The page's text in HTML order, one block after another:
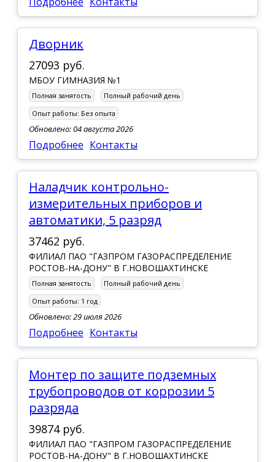
Дворник
27093 руб.
МБОУ ГИМНАЗИЯ №1
Полная занятость
Полный рабочий день
Опыт работы: Без опыта
Обновлено: 04 августа 2026
Подробнее Контакты
Наладчик контрольно-
измерительных приборов и
автоматики, 5 разряд
37462 руб.
ФИЛИАЛ ПАО "ГАЗПРОМ ГАЗОРАСПРЕДЕЛЕНИЕ
РОСТОВ-НА-ДОНУ" В Г.НОВОШАХТИНСКЕ
Полная занятость
Полный рабочий день
Опыт работы: 1 год
Обновлено: 29 июля 2026
Подробнее Контакты
Монтер по защите подземных
трубопроводов от коррозии 5
разряда
39874 руб.
ФИЛИАЛ ПАО "ГАЗПРОМ ГАЗОРАСПРЕДЕЛЕНИЕ
РОСТОВ-НА-ДОНУ" В Г.НОВОШАХТИНСКЕ